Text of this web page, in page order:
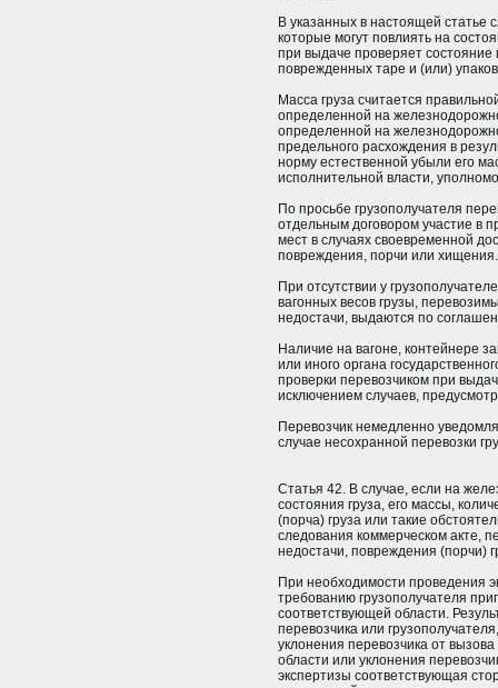
В указанных в настоящей статье
которые могут повлиять на
при выдаче проверяет состояние
поврежденных таре и (или)
Масса груза считается
определенной на
определенной на
предельного расхождения в
норму естественной убыли его
исполнительной власти,
По просьбе грузополучателя
отдельным договором участие в
мест в случаях своевременной
повреждения, порчи или хищения.
При отсутствии у
вагонных весов грузы,
недостачи, выдаются по
Наличие на вагоне, контейнере
или иного органа
проверки перевозчиком при
исключением случаев,
Перевозчик немедленно
случае несохранной перевозки
Статья 42. В случае, если на
состояния груза, его массы,
(порча) груза или такие
следования коммерческом акте,
недостачи, повреждения (порчи)
При необходимости проведения
требованию грузополучателя
соответствующей области.
перевозчика или
уклонения перевозчика от
области или уклонения
экспертизы соответствующая